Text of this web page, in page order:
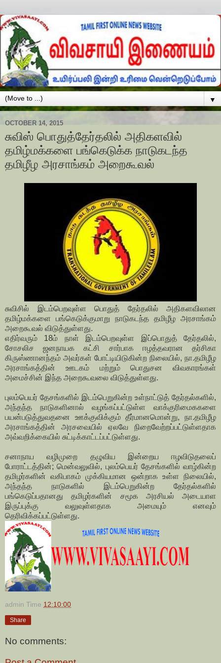
▼
OCTOBER 14, 2015
சுவிஸ் பொதுத்தேர்தலில் அதிகளவில்
தமிழ்மக்களை பங்கெடுக்க நாடுகடந்த
தமிழீழ அரசாங்கம் அறைகூவல்
சுவிசில் இடம்பெறவுள்ள பொதுத் தேர்தலில் அதிகளவிலான
தமிழ்மக்களை பங்கெடுக்குமாறு நாடுகடந்த தமிழீழ அரசாங்கம்
அறைகூவல் விடுத்துள்ளது.
எதிர்வரும் 18ம் நாள் இடம்பெறவுள்ள இப்பொதுத் தேர்தலில்,
சோசலிச ஜனநாயக கட்சி சார்பாக ஈழத்தவரான தர்சிகா
கிருஸ்ணானந்தம் அவர்கள் போட்டியிடுகின்ற நிலையில், நா.தமிழீழ
அரசாங்கத்தின் ஊடகம் மற்றும் பொதுசன விவகாரங்கள்
அமைச்சின் இந்த அறைகூவலை விடுத்துள்ளது.
புலம்பெயர் தேசங்களில் இடம்பெறுகின்ற உள்நாட்டுத் தேர்தல்களில்,
அந்தந்த நாடுகளினால் வழங்கப்பட்டுள்ள வாக்குரிமைககளை
பயன்படுத்துவதனை ஊக்குவிக்கும் தீர்மானமொன்று, நா.தமிழீழ
அரசாங்கத்தின் அரசவையில் ஏலவே நிறைவேற்றப்பட்டுள்ளதாக
அவ்வறிக்கையில் சுட்டிக்காட்டப்பட்டுள்ளது.
சனாநாய வழிமுறை தழுவிய இன்றைய ஈழவிடுதலைப்
போராட்டத்தின்; மென்வலுவில், புலம்பெயர் தேசங்களில் வாழ்கின்ற
தமிழர்களின் வகிபாகம் முக்கியமான ஒன்றாக உள்ள நிலையில்,
அந்தந்த நாடுகளில் இடம்பெறுகின்ற தேர்தல்களில்
பங்கெடுப்பதானது தமிழர்களின் சமூக அரசியல் அடையாள
இருப்புக்கு வலுவுள்ளதாக அமையும் எனவும்
தெரிவிக்கப்பட்டுள்ளது.
admin Time 12:10:00
Share
No comments: